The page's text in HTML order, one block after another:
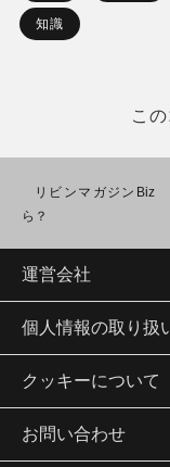
知識
こ
リビンマガジンBiz
ら？
運営会社
個人情報の取り扱
クッキーについて
お問い合わせ